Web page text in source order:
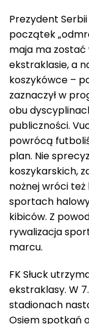
Prezydent
początek
maja ma zostać
ekstraklasie, a
koszykówce –
zaznaczył w
obu
publiczności.
powrócą
plan. Nie
koszykarskich,
nożnej wróci też
sportach
kibiców. Z
rywalizacja
marcu.
FK Słuck
ekstraklasy. W
stadionach
Osiem spotkań